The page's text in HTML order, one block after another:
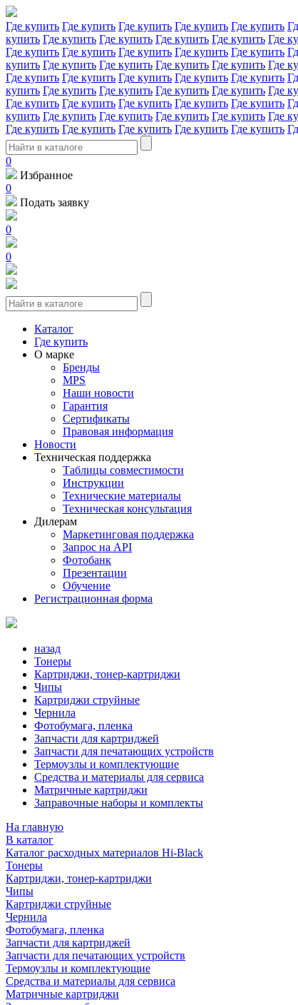
Где купить Где купить Где купить Где купить Где купить
купить Где купить Где купить Где купить Где купить Где
Где купить Где купить Где купить Где купить Где купить
купить Где купить Где купить Где купить Где купить Где
Где купить Где купить Где купить Где купить Где купить
купить Где купить Где купить Где купить Где купить Где
Где купить Где купить Где купить Где купить Где купить
купить Где купить Где купить Где купить Где купить Где
Где купить Где купить Где купить Где купить Где купить
0
Избранное
0
Подать заявку
0
0
Каталог
Где купить
О марке
Бренды
MPS
Наши новости
Гарантия
Сертификаты
Правовая информация
Новости
Техническая поддержка
Таблицы совместимости
Инструкции
Технические материалы
Техническая консультация
Дилерам
Маркетинговая поддержка
Запрос на API
Фотобанк
Презентации
Обучение
Регистрационная форма
назад
Тонеры
Картриджи, тонер-картриджи
Чипы
Картриджи струйные
Чернила
Фотобумага, пленка
Запчасти для картриджей
Запчасти для печатающих устройств
Термоузлы и комплектующие
Средства и материалы для сервиса
Матричные картриджи
Заправочные наборы и комплекты
На главную
В каталог
Каталог расходных материалов Hi-Black
Тонеры
Картриджи, тонер-картриджи
Чипы
Картриджи струйные
Чернила
Фотобумага, пленка
Запчасти для картриджей
Запчасти для печатающих устройств
Термоузлы и комплектующие
Средства и материалы для сервиса
Матричные картриджи